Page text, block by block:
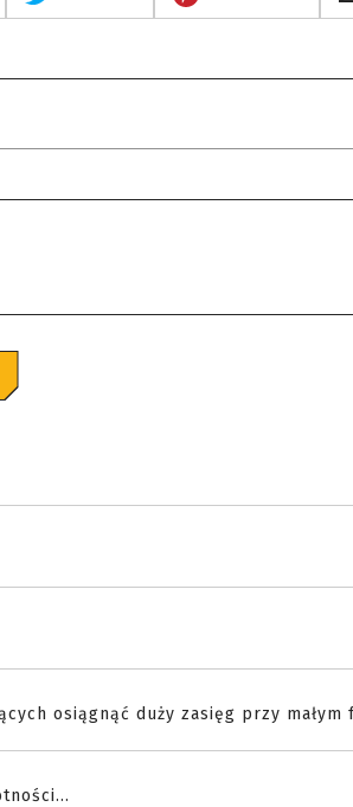
osiągnąć duży zasięg przy